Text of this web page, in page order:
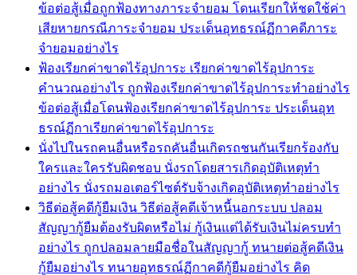
ข้อต่อสู้เมื่อถูกฟ้องทางภาระจำยอม โดนเรียกให้ชดใช้ค่า
เสียหายกรณีภาระจำยอม ประเด็นอุทธรณ์ฏีกาคดีภาระ
จำยอมอย่างไร
ฟ้องเรียกค่าขาดไร้อุปการะ เรียกค่าขาดไร้อุปการะ
คำนวณอย่างไร ถูกฟ้องเรียกค่าขาดไร้อุปการะทำอย่างไร
ข้อต่อสู้เมื่อโดนฟ้องเรียกค่าขาดไร้อุปการะ ประเด็นอุท
ธรณ์ฏีกาเรียกค่าขาดไร้อุปการะ
นั่งไปในรถคนอื่นหรือรถคันอื่นเกิดรถชนกันเรียกร้องกับ
ใครและใครรับผิดชอบ นั่งรถโดยสารเกิดอุบัติเหตุทำ
อย่างไร นั่งรถมอเตอร์ไซต์รับจ้างเกิดอุบัติเหตุทำอย่างไร
วิธีต่อสู้คดีกู้ยืมเงิน วิธีต่อสู้คดีเจ้าหนี้นอกระบบ ปลอม
สัญญากู้ยืมต้องรับผิดหรือไม่ กู้เงินแต่ได้รับเงินไม่ครบทำ
อย่างไร ถูกปลอมลายมือชื่อในสัญญากู้ ทนายต่อสู้คดีเงิน
กู้ยืมอย่างไร ทนายอุทธรณ์ฏีกาคดีกู้ยืมอย่างไร คิด